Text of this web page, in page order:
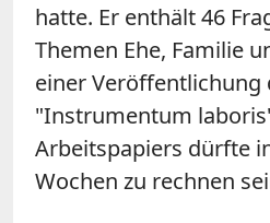
hatte. Er enthält 46
Themen Ehe, Familie
einer Veröffentlichung
"Instrumentum
Arbeitspapiers dürfte
Wochen zu rechnen